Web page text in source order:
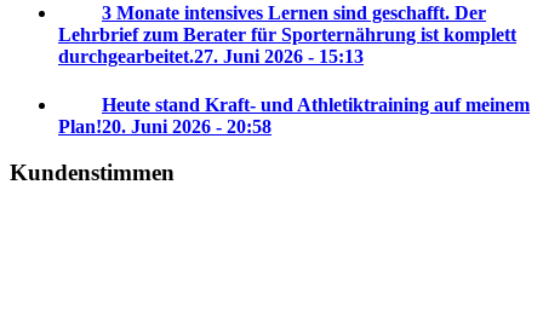
3 Monate intensives Lernen sind geschafft. Der
Lehrbrief zum Berater für Sporternährung ist komplett
durchgearbeitet.27. Juni 2026 - 15:13
Heute stand Kraft- und Athletiktraining auf meinem
Plan!20. Juni 2026 - 20:58
Kundenstimmen